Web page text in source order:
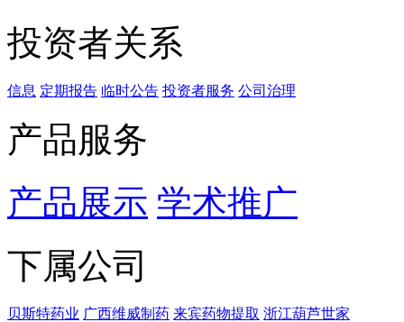
投资者关系
信息 定期报告 临时公告 投资者服务 公司治理
产品服务
产品展示 学术推广
下属公司
贝斯特药业 广西维威制药 来宾药物提取 浙江葫芦世家